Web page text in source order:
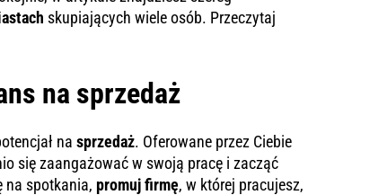
skupiających wiele osób. Przeczytaj
na sprzedaż
nasprzedaż. Oferowane przez Ciebie
się zaangażować w swoją pracę i zacząć
na spotkania, promuj firmę, w której pracujesz,